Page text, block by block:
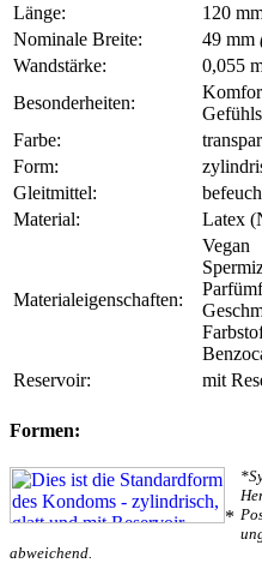
Länge: 120
Nominale Breite:
49 mm
Wandstärke:
0,055
Besonderheiten:
Farbe:
Form:
Gleitmittel:
Material:
Latex
Materialeigenschaften:
Vegan
Reservoir:
mit
Formen:
*
abweichend.